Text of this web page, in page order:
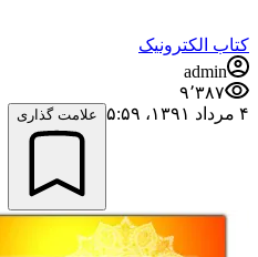
کتاب الکترونیک
admin
۹٬۳۸۷
۴ مرداد ۱۳۹۱،‏ ۵:۵۹
علامت گذاری